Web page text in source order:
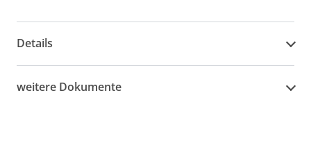
Details
weitere Dokumente